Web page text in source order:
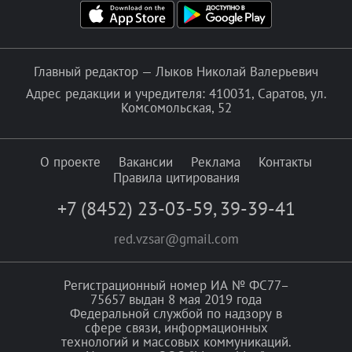
Главный редактор — Лыков Николай Валерьевич
Адрес редакции и учредителя: 410031, Саратов, ул.
Комсомольская, 52
О проекте Вакансии Реклама
Контакты
Правила цитирования
+7 (8452) 23-03-59, 39-39-41
red.vzsar@gmail.com
Регистрационный номер ИА № ФС77–
75657 выдан 8 мая 2019 года
Федеральной службой по надзору в
сфере связи, информационных
технологий и массовых коммуникаций.